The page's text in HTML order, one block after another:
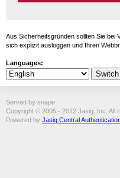
Aus Sicherheitsgründen sollten Sie bei
sich explizit ausloggen und Ihren
Languages:
Served by snape
Copyright © 2005 - 2012 Jasig, Inc. All
Powered by Jasig Central